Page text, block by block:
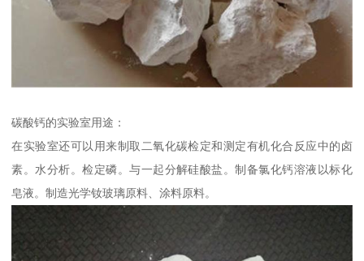
碳酸钙的实验室用途：
在实验室还可以用来制取二氧化碳检定和测定有机化合反应中的卤
素。水分析。检定磷。与一起分解硅酸盐。制备氯化钙溶液以标化
皂液。制造光学钕玻璃原料、涂料原料。